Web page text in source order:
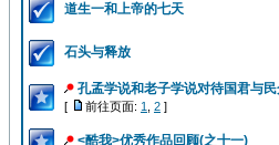
道生一和上帝的七天
石头与释放
孔孟学说和老子学说对待国君与
[ 前往页面: 1 2 ]
<酷我>优秀作品回顾(之十一)